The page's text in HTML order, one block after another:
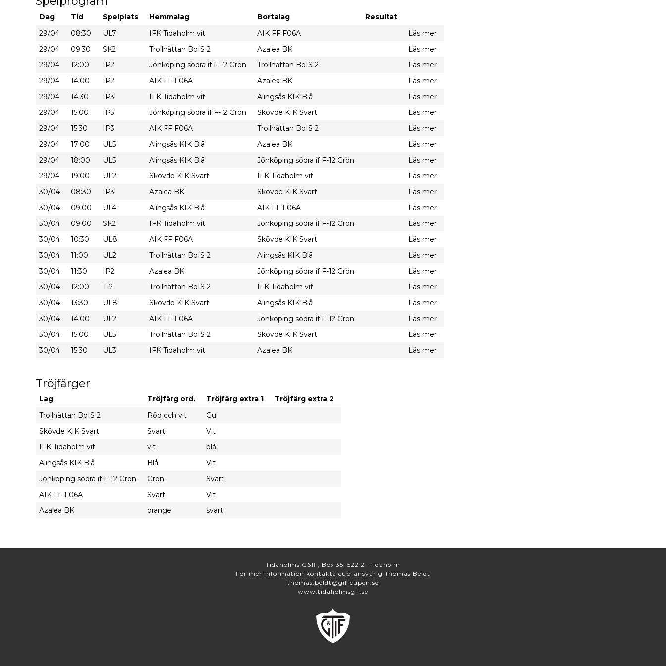
Dag Tid Spelplats Hemmalag Bortalag
Resultat
29/04
08:30 UL7 IFK Tidaholm vit AIK FF F06A
Läs mer
29/04
09:30 SK2 Trollhättan BoIS 2 Azalea BK
Läs mer
29/04
12:00 IP2 Jönköping södra if F-12 Grön Trollhättan BoIS 2
Läs mer
29/04
14:00 IP2 AIK FF F06A Azalea BK
Läs mer
29/04
14:30 IP3 IFK Tidaholm vit Alingsås KIK Blå
Läs mer
29/04
15:00 IP3 Jönköping södra if F-12 Grön Skövde KIK Svart
Läs mer
29/04
15:30 IP3 AIK FF F06A Trollhättan BoIS 2
Läs mer
29/04
17:00 UL5 Alingsås KIK Blå Azalea BK
Läs mer
29/04
18:00 UL5 Alingsås KIK Blå Jönköping södra if F-12 Grön
Läs mer
29/04
19:00 UL2 Skövde KIK Svart IFK Tidaholm vit
Läs mer
30/04
08:30 IP3 Azalea BK Skövde KIK Svart
Läs mer
30/04
09:00 UL4 Alingsås KIK Blå AIK FF F06A
Läs mer
30/04
09:00 SK2 IFK Tidaholm vit Jönköping södra if F-12 Grön
Läs mer
30/04
10:30 UL8 AIK FF F06A Skövde KIK Svart
Läs mer
30/04
11:00 UL2 Trollhättan BoIS 2 Alingsås KIK Blå
Läs mer
30/04
11:30 IP2 Azalea BK Jönköping södra if F-12 Grön
Läs mer
30/04
12:00 TI2 Trollhättan BoIS 2 IFK Tidaholm vit
Läs mer
30/04
13:30 UL8 Skövde KIK Svart Alingsås KIK Blå
Läs mer
30/04
14:00 UL2 AIK FF F06A Jönköping södra if F-12 Grön
Läs mer
30/04
15:00 UL5 Trollhättan BoIS 2 Skövde KIK Svart
Läs mer
30/04
15:30 UL3 IFK Tidaholm vit Azalea BK Läs mer
Tröjfärger
Lag Tröjfärg ord. Tröjfärg extra 1
Tröjfärg extra 2
Trollhättan BoIS 2
Röd och vit
Gul
Skövde KIK Svart
Svart
Vit
IFK Tidaholm vit
vit
blå
Alingsås KIK Blå
Blå
Vit
Jönköping södra if F-12 Grön
Grön
Svart
AIK FF F06A
Svart
Vit
Azalea BK
orange svart
Tidaholms G&IF, Box 35, 522 21 Tidaholm
För mer information kontakta cup-ansvarig Thomas Beldt
thomas.beldt@giffcupen.se
www.tidaholmsgif.se